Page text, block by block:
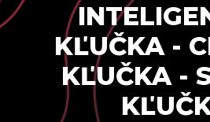
KĽUČKA -
KĽUČKA -